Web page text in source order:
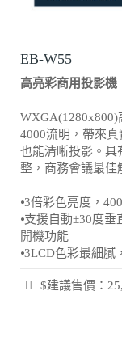
EB-W55
高亮彩商用投影機
4000流明，帶來
也能清晰投影。具
整，商務會議最佳
⦁3倍彩色亮度，
⦁支援自動±30度
開機功能
⦁3LCD色彩最細膩
$建議售價：